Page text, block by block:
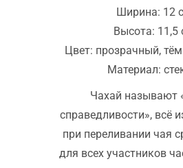
Ширина: 12
Высота: 11,5
Цвет: прозрачный,
Материал:
Чахай называют
справедливости», всё
при переливании чая
для всех участников